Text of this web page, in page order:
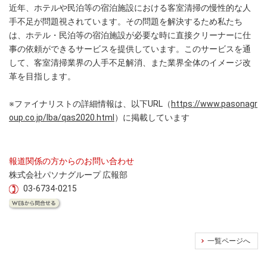
近年、ホテルや民泊等の宿泊施設における客室清掃の慢性的な人
手不足が問題視されています。その問題を解決するため私たち
は、ホテル・民泊等の宿泊施設が必要な時に直接クリーナーに仕
事の依頼ができるサービスを提供しています。このサービスを通
して、客室清掃業界の人手不足解消、また業界全体のイメージ改
革を目指します。
※ファイナリストの詳細情報は、以下URL（ https://www.pasonagr
oup.co.jp/lba/qas2020.html ）に掲載しています
報道関係の方からのお問い合わせ
株式会社パソナグループ 広報部
03-6734-0215
一覧ページへ